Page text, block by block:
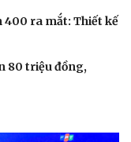
ra mắt: Thiết kế
80 triệu đồng,